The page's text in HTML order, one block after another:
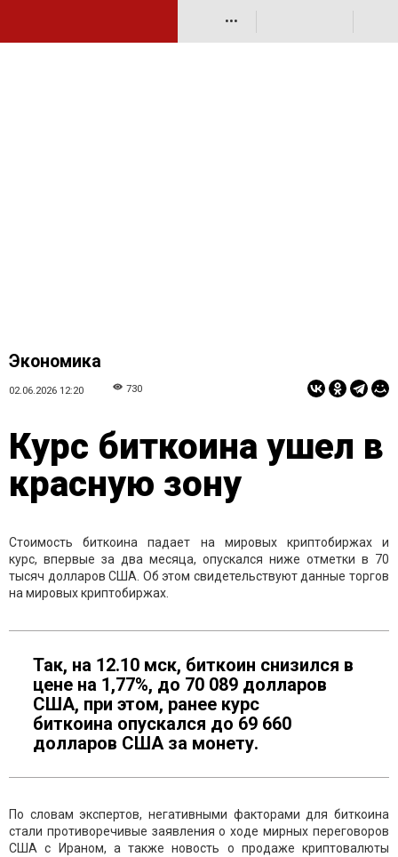
•••
Экономика
02.06.2026 12:20 730
Курс биткоина ушел в
красную зону
Стоимость биткоина падает на мировых криптобиржах и
курс, впервые за два месяца, опускался ниже отметки в 70
тысяч долларов США. Об этом свидетельствуют данные торгов
на мировых криптобиржах.
Так, на 12.10 мск, биткоин снизился в
цене на 1,77%, до 70 089 долларов
США, при этом, ранее курс
биткоина опускался до 69 660
долларов США за монету.
По словам экспертов, негативными факторами для биткоина
стали противоречивые заявления о ходе мирных переговоров
США с Ираном, а также новость о продаже криптовалюты